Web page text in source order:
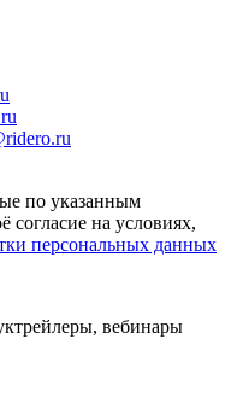
по указанным
согласие на условиях,
персональных данных
вебинары